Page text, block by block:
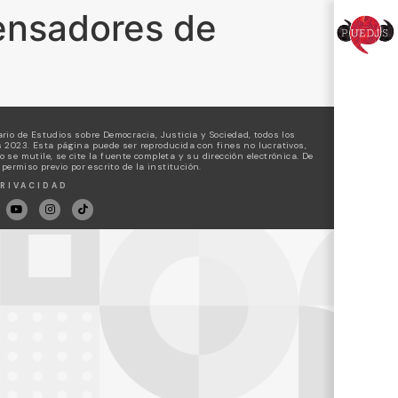
de
de Estudios sobre Democracia, Justicia y Sociedad, todos los
2023. Esta página puede ser reproducida con fines no lucrativos,
se mutile, se cite la fuente completa y su dirección electrónica. De
previo por escrito de la institución.